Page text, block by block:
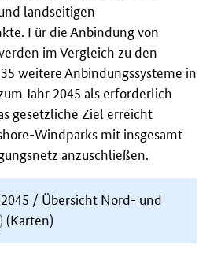
landseitigen
Für die Anbindung von
im Vergleich zu den
weitere Anbindungssysteme in
Jahr 2045 als erforderlich
gesetzliche Ziel erreicht
-Windparks mit insgesamt
anzuschließen.
/ Übersicht Nord- und
) (Karten)